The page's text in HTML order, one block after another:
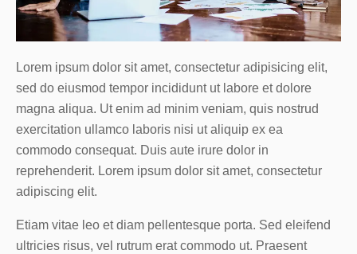
Lorem ipsum dolor sit amet, consectetur adipisicing elit,
sed do eiusmod tempor incididunt ut labore et dolore
magna aliqua. Ut enim ad minim veniam, quis nostrud
exercitation ullamco laboris nisi ut aliquip ex ea
commodo consequat. Duis aute irure dolor in
reprehenderit. Lorem ipsum dolor sit amet, consectetur
adipiscing elit.
Etiam vitae leo et diam pellentesque porta. Sed eleifend
ultricies risus, vel rutrum erat commodo ut. Praesent